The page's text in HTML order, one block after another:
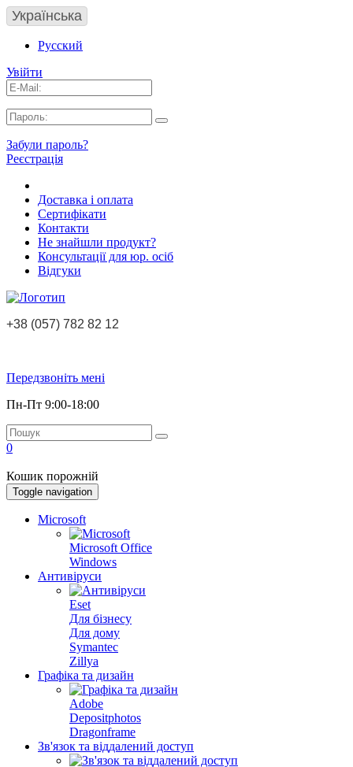
Українська
Русский
Увійти
Забули пароль?
Реєстрація
Доставка і оплата
Сертифікати
Контакти
Не знайшли продукт?
Консультації для юр. осіб
Відгуки
+38 (057) 782 82 12
Передзвоніть мені
Пн-Пт 9:00-18:00
0
Кошик порожній
Toggle navigation
Microsoft
Microsoft Office
Windows
Антивіруси
Eset
Для бізнесу
Для дому
Symantec
Zillya
Графіка та дизайн
Adobe
Depositphotos
Dragonframe
Зв'язок та віддалений доступ